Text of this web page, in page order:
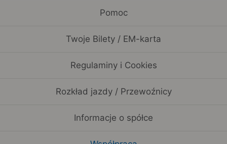
Pomoc
Twoje Bilety / EM-karta
Regulaminy i Cookies
Rozkład jazdy / Przewoźnicy
Informacje o spółce